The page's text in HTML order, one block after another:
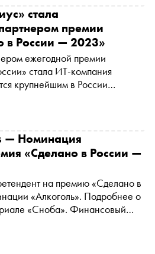
— страна
стала
премии
в России — 2023»
ежегодной премии
стала ИТ-компания
крупнейшим в России
ИТ-решений
— Номинация
«Сделано в России —
на премию «Сделано в
«Алкоголь». Подробнее о
«Сноба». Финансовый
— «Аквариус». Партнер